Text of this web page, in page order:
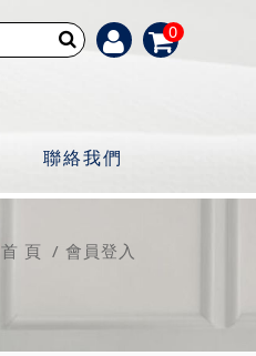
0
聯絡我們
首 頁 會員登入